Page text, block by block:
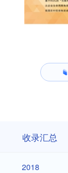
收录汇总
2018
2018